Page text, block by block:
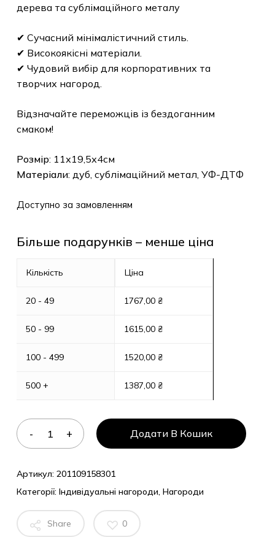
дерева та сублімаційного металу
✔ Сучасний мінімалістичний стиль.
✔ Високоякісні матеріали.
✔ Чудовий вибір для корпоративних та
творчих нагород.
Відзначайте переможців із бездоганним
смаком!
Розмір: 11х19,5х4см
Матеріали: дуб, сублімаційний метал, УФ-ДТФ
Доступно за замовленням
Більше подарунків – менше ціна
Кількість
20 - 49
50 - 99
100 - 499
500 +
Ціна
1767,00 ₴
1615,00 ₴
1520,00 ₴
1387,00 ₴
Додати В Кошик
Артикул: 201109158301
Категорії: Індивідуальні нагороди, Нагороди
Share 0